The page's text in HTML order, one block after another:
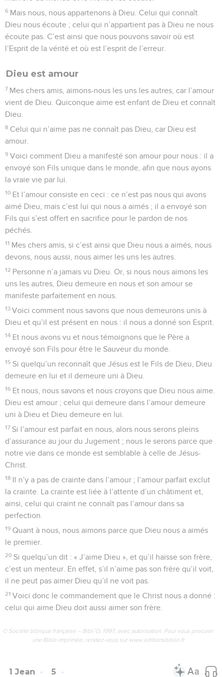
6 Mais nous, nous appartenons à Dieu. Celui qui connaît
Dieu nous écoute ; celui qui n’appartient pas à Dieu ne nous
écoute pas. C’est ainsi que nous pouvons savoir où est
l’Esprit de la vérité et où est l’esprit de l’erreur.
Dieu est amour
7 Mes chers amis, aimons-nous les uns les autres, car l’amour
vient de Dieu. Quiconque aime est enfant de Dieu et connaît
Dieu.
8 Celui qui n’aime pas ne connaît pas Dieu, car Dieu est
amour.
9 Voici comment Dieu a manifesté son amour pour nous : il a
envoyé son Fils unique dans le monde, afin que nous ayons
la vraie vie par lui.
10 Et l’amour consiste en ceci : ce n’est pas nous qui avons
aimé Dieu, mais c’est lui qui nous a aimés ; il a envoyé son
Fils qui s’est offert en sacrifice pour le pardon de nos
péchés.
11 Mes chers amis, si c’est ainsi que Dieu nous a aimés, nous
devons, nous aussi, nous aimer les uns les autres.
12 Personne n’a jamais vu Dieu. Or, si nous nous aimons les
uns les autres, Dieu demeure en nous et son amour se
manifeste parfaitement en nous.
13 Voici comment nous savons que nous demeurons unis à
Dieu et qu’il est présent en nous : il nous a donné son Esprit.
14 Et nous avons vu et nous témoignons que le Père a
envoyé son Fils pour être le Sauveur du monde.
15 Si quelqu’un reconnaît que Jésus est le Fils de Dieu, Dieu
demeure en lui et il demeure uni à Dieu.
16 Et nous, nous savons et nous croyons que Dieu nous aime.
Dieu est amour ; celui qui demeure dans l’amour demeure
uni à Dieu et Dieu demeure en lui.
17 Si l’amour est parfait en nous, alors nous serons pleins
d’assurance au jour du Jugement ; nous le serons parce que
notre vie dans ce monde est semblable à celle de Jésus-
Christ.
18 Il n’y a pas de crainte dans l’amour ; l’amour parfait exclut
la crainte. La crainte est liée à l’attente d’un châtiment et,
ainsi, celui qui craint ne connaît pas l’amour dans sa
perfection.
19 Quant à nous, nous aimons parce que Dieu nous a aimés
le premier.
20 Si quelqu’un dit : « J’aime Dieu », et qu’il haïsse son frère,
c’est un menteur. En effet, s’il n’aime pas son frère qu’il voit,
il ne peut pas aimer Dieu qu’il ne voit pas.
21 Voici donc le commandement que le Christ nous a donné :
celui qui aime Dieu doit aussi aimer son frère.
© Société biblique française – Bibli’O, 1997, avec autorisation. Pour vous procurer
une Bible imprimée, rendez-vous sur www.editionsbiblio.fr
1 Jean 5